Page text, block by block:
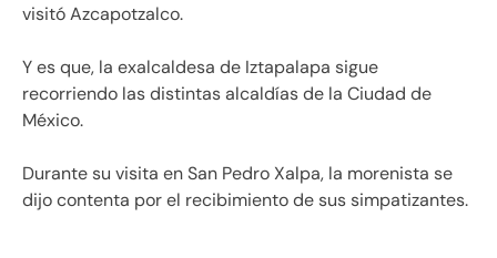
visitó Azcapotzalco.
Y es que, la exalcaldesa de Iztapalapa sigue
recorriendo las distintas alcaldías de la Ciudad de
México.
Durante su visita en San Pedro Xalpa, la morenista se
dijo contenta por el recibimiento de sus simpatizantes.